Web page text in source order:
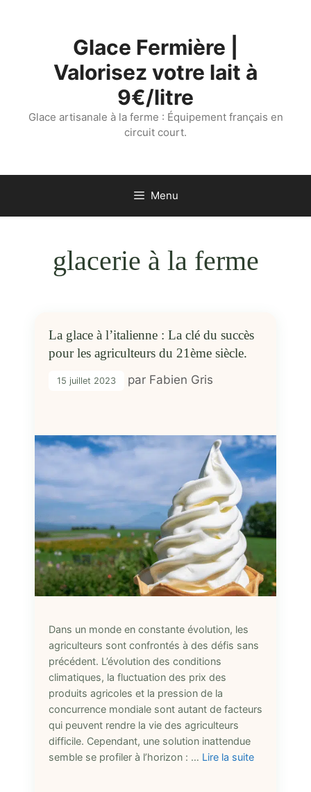
Glace Fermière |
Valorisez votre lait à
9€/litre
Glace artisanale à la ferme : Équipement français en
circuit court.
Menu
glacerie à la ferme
La glace à l’italienne : La clé du succès
pour les agriculteurs du 21ème siècle.
15 juillet 2023 par Fabien Gris
Dans un monde en constante évolution, les
agriculteurs sont confrontés à des défis sans
précédent. L’évolution des conditions
climatiques, la fluctuation des prix des
produits agricoles et la pression de la
concurrence mondiale sont autant de facteurs
qui peuvent rendre la vie des agriculteurs
difficile. Cependant, une solution inattendue
semble se profiler à l’horizon : … Lire la suite